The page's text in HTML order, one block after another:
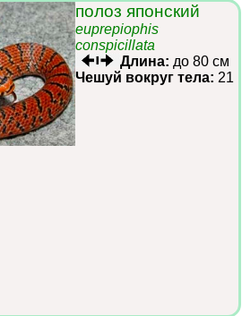
полоз японский
euprepiophis
conspicillata
Длина: до 80 см
Чешуй вокруг тела: 21